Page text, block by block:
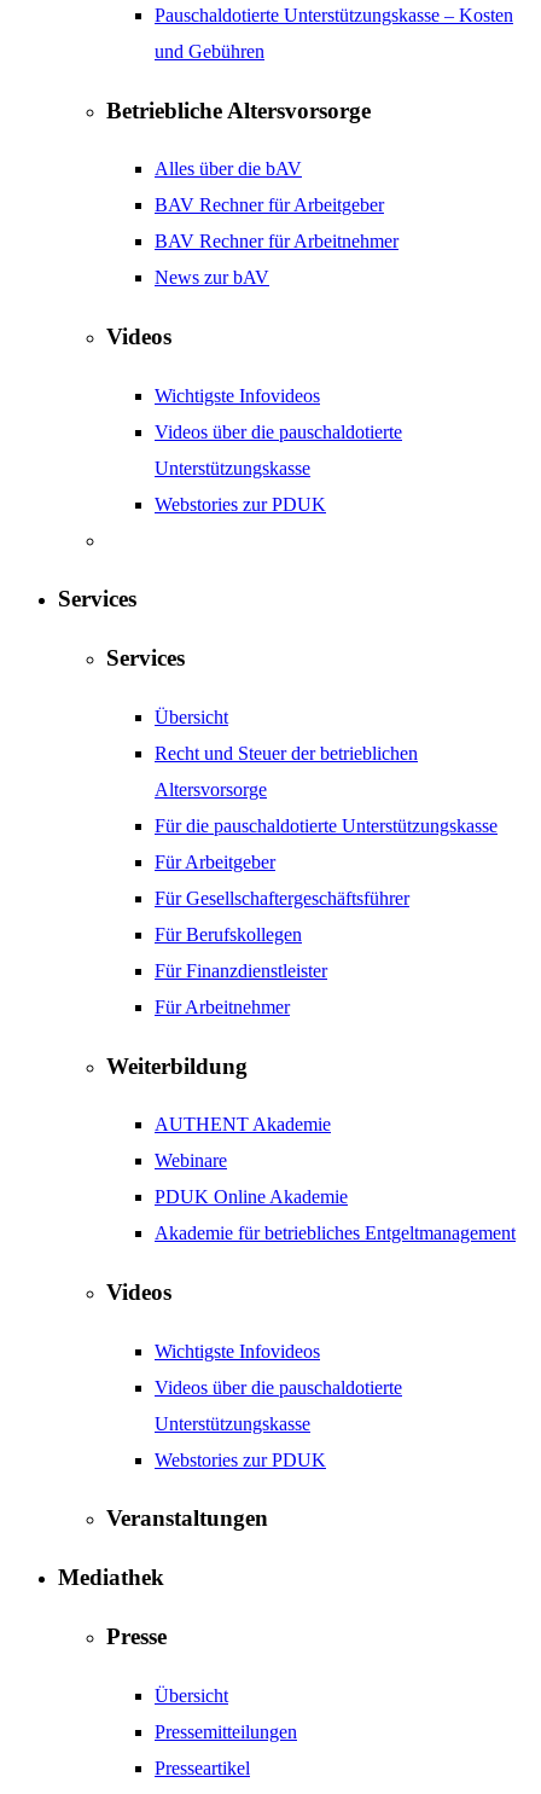
Pauschaldotierte Unterstützungskasse – Kosten
und Gebühren
Betriebliche Altersvorsorge
Alles über die bAV
BAV Rechner für Arbeitgeber
BAV Rechner für Arbeitnehmer
News zur bAV
Videos
Wichtigste Infovideos
Videos über die pauschaldotierte
Unterstützungskasse
Webstories zur PDUK
Services
Services
Übersicht
Recht und Steuer der betrieblichen
Altersvorsorge
Für die pauschaldotierte Unterstützungskasse
Für Arbeitgeber
Für Gesellschaftergeschäftsführer
Für Berufskollegen
Für Finanzdienstleister
Für Arbeitnehmer
Weiterbildung
AUTHENT Akademie
Webinare
PDUK Online Akademie
Akademie für betriebliches Entgeltmanagement
Videos
Wichtigste Infovideos
Videos über die pauschaldotierte
Unterstützungskasse
Webstories zur PDUK
Veranstaltungen
Mediathek
Presse
Übersicht
Pressemitteilungen
Presseartikel